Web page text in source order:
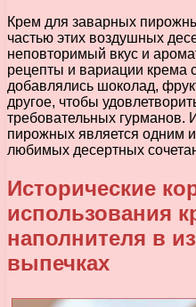
Крем для заварных
частью этих воздушных
неповторимый вкус и
рецепты и вариации крема
добавлялись шоколад,
другое, чтобы
требовательных гурманов.
пирожных является одним
любимых десертных
Исторические
использования
наполнителя в
выпечках